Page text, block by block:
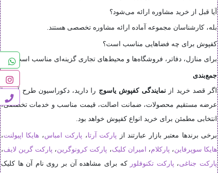
آیا قبل از خرید مشاوره ارائه می‌شود؟
بله، کارشناسان مجموعه آماده ارائه مشاوره تخصصی هستند.
کفپوش برای چه فضاهایی مناسب است؟
برای منازل، دفاتر، فروشگاه‌ها و محیط‌های تجاری گزینه‌ای مناسب است.
جمع‌بندی
اگر قصد خرید از نمایندگی کفپوش یاسوج را دارید، دکوراسیون طرح آذین با
عرضه مستقیم محصولات، ضمانت اصالت، قیمت مناسب و خدمات تخصصی،
انتخابی مطمئن برای خرید انواع کفپوش خواهد بود.
برخی برندها معتبر بازار عبارتند از پارکت آرتا، پارکت امباس، هایکا اپیولنت،
هایکا سوپرفاین، پارکلام، امیران کلیک، پارکت کرونوگرین، پارکت گرین لایف،
پارکت جناغی، پارکت تکنوفلور که برای مشاهده آن بر روی نام آن ها کلیک